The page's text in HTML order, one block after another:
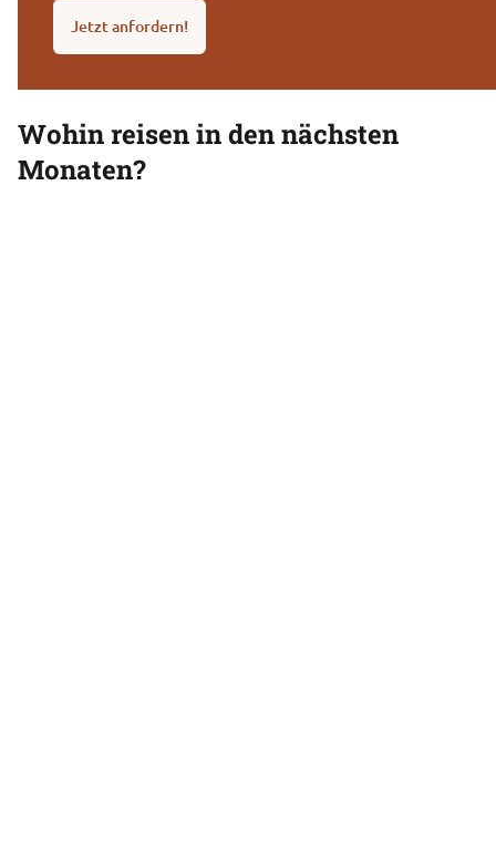
Jetzt anfordern!
Wohin reisen in den nächsten
Monaten?